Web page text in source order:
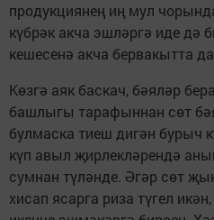
продукциянең иң мул
күбрәк акча эшләргә иде дә
кешесенә акча бервакытта
Көзгә аяк баскач, бәяләр
башлыгы тарафыннан сөт
булмаска тиеш дигән бурыч
күп авыл җирлекләрендә
сумнан түләнде. Әгәр сөт
хисап ясарга риза түгел